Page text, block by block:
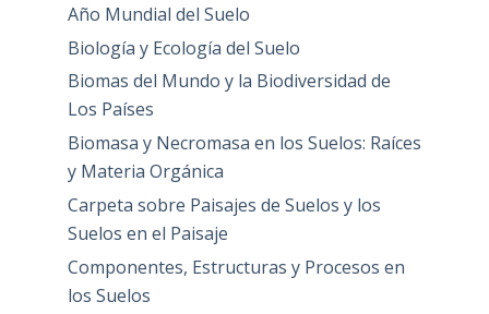
Año Mundial del Suelo
Biología y Ecología del Suelo
Biomas del Mundo y la Biodiversidad de
Los Países
Biomasa y Necromasa en los Suelos: Raíces
y Materia Orgánica
Carpeta sobre Paisajes de Suelos y los
Suelos en el Paisaje
Componentes, Estructuras y Procesos en
los Suelos